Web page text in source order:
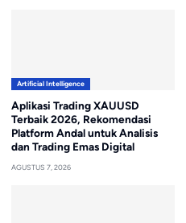
Artificial Intelligence
Aplikasi Trading XAUUSD
Terbaik 2026, Rekomendasi
Platform Andal untuk Analisis
dan Trading Emas Digital
AGUSTUS 7, 2026